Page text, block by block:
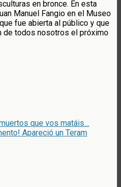
en bronce. En esta
Manuel Fangio en el Museo
fue abierta al público y que
de todos nosotros el próximo
que vos matáis…
Apareció un Teram